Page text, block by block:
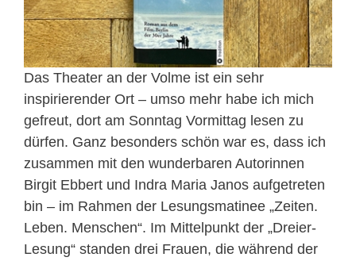
Das Theater an der Volme ist ein sehr
inspirierender Ort – umso mehr habe ich mich
gefreut, dort am Sonntag Vormittag lesen zu
dürfen. Ganz besonders schön war es, dass ich
zusammen mit den wunderbaren Autorinnen
Birgit Ebbert und Indra Maria Janos aufgetreten
bin – im Rahmen der Lesungsmatinee „Zeiten.
Leben. Menschen“. Im Mittelpunkt der „Dreier-
Lesung“ standen drei Frauen, die während der